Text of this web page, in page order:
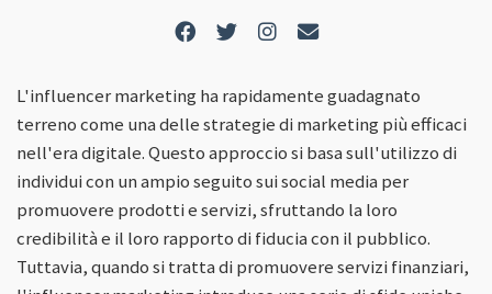
L'influencer marketing ha rapidamente guadagnato
terreno come una delle strategie di marketing più efficaci
nell'era digitale. Questo approccio si basa sull'utilizzo di
individui con un ampio seguito sui social media per
promuovere prodotti e servizi, sfruttando la loro
credibilità e il loro rapporto di fiducia con il pubblico.
Tuttavia, quando si tratta di promuovere servizi finanziari,